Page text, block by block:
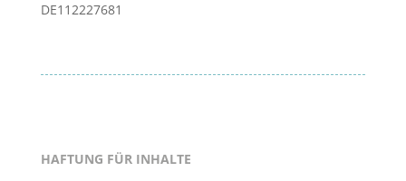
DE112227681
HAFTUNG FÜR INHALTE